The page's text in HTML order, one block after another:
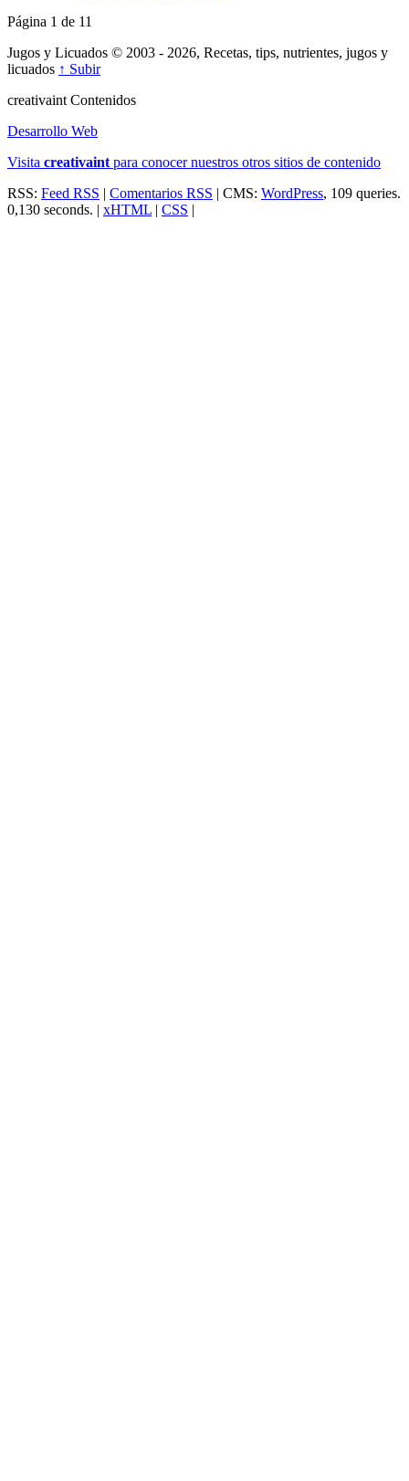
Página 1 de 11
Jugos y Licuados © 2003 - 2026, Recetas, tips, nutrientes, jugos y
licuados ↑ Subir
creativaint Contenidos
Desarrollo Web
Visita creativaint para conocer nuestros otros sitios de contenido
RSS: Feed RSS | Comentarios RSS | CMS: WordPress, 109 queries.
0,130 seconds. | xHTML | CSS |